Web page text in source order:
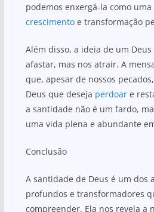
podemos enxergá-la como
crescimentoe transformação
Além disso, a ideia de um
afastar, mas nos atrair. A
que, apesar de nossos
Deus que deseja perdoare
a santidade não é um fardo,
uma vida plena e abundante
Conclusão
A santidade de Deus é um dos
profundos e transformadores
compreender. Ela nos revela a